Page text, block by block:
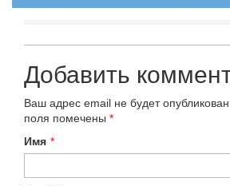
Добавить
Ваш адрес email не будет опубликован.
поля помечены *
Имя *